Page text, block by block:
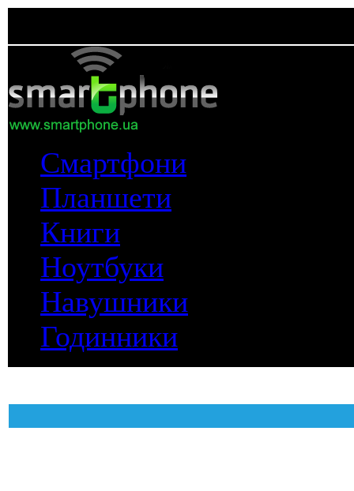
Смартфони
Планшети
Книги
Ноутбуки
Навушники
Годинники